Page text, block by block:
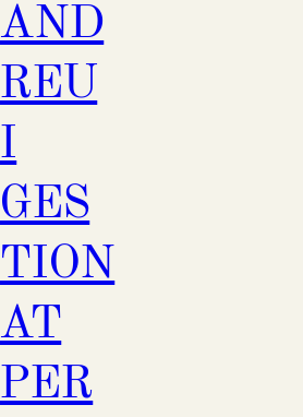
AND
REU
I
GES
TION
AT
PER